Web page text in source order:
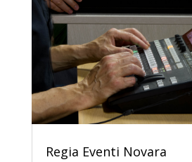
Regia Eventi Novara